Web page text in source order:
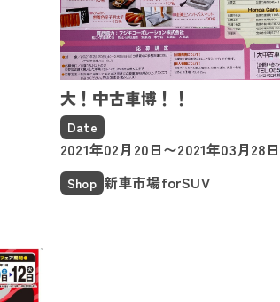
大！中古車博！！
Date
2021年02月20日〜2021年03月28日
Shop 新車市場forSUV